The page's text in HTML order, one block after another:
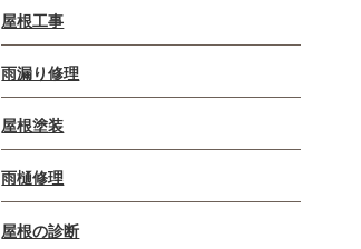
屋根工事
雨漏り修理
屋根塗装
雨樋修理
屋根の診断